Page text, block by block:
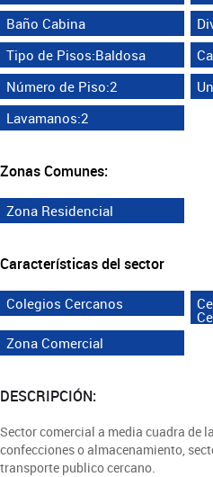
Baño Cabina
Tipo de Pisos:Baldosa
Número de Piso:2
Lavamanos:2
Zonas Comunes:
Zona Residencial
Características del sector
Colegios Cercanos
Zona Comercial
DESCRIPCIÓN:
Sector comercial a media cuadra de
confecciones o almacenamiento,
transporte publico cercano.